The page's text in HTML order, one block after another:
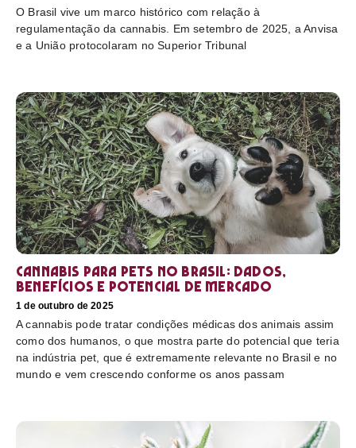
O Brasil vive um marco histórico com relação à
regulamentação da cannabis. Em setembro de 2025, a Anvisa
e a União protocolaram no Superior Tribunal
Cannabis para pets no Brasil: dados,
benefícios e potencial de mercado
1 de outubro de 2025
A cannabis pode tratar condições médicas dos animais assim
como dos humanos, o que mostra parte do potencial que teria
na indústria pet, que é extremamente relevante no Brasil e no
mundo e vem crescendo conforme os anos passam